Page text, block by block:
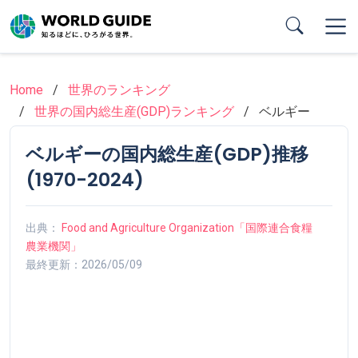
to
main
Home
世界のランキング
世界の国内総生産(GDP)ランキング
ベルギー
ベルギーの国内総生産(GDP)推移
(1970-2024)
出典：
Food and Agriculture Organization「国際連合食糧
農業機関」
最終更新：2026/05/09